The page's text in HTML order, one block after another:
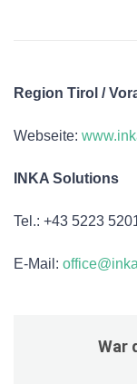
Region Tirol /
Webseite:
INKA Solutions
Tel.: +43 5223
E-Mail:
War